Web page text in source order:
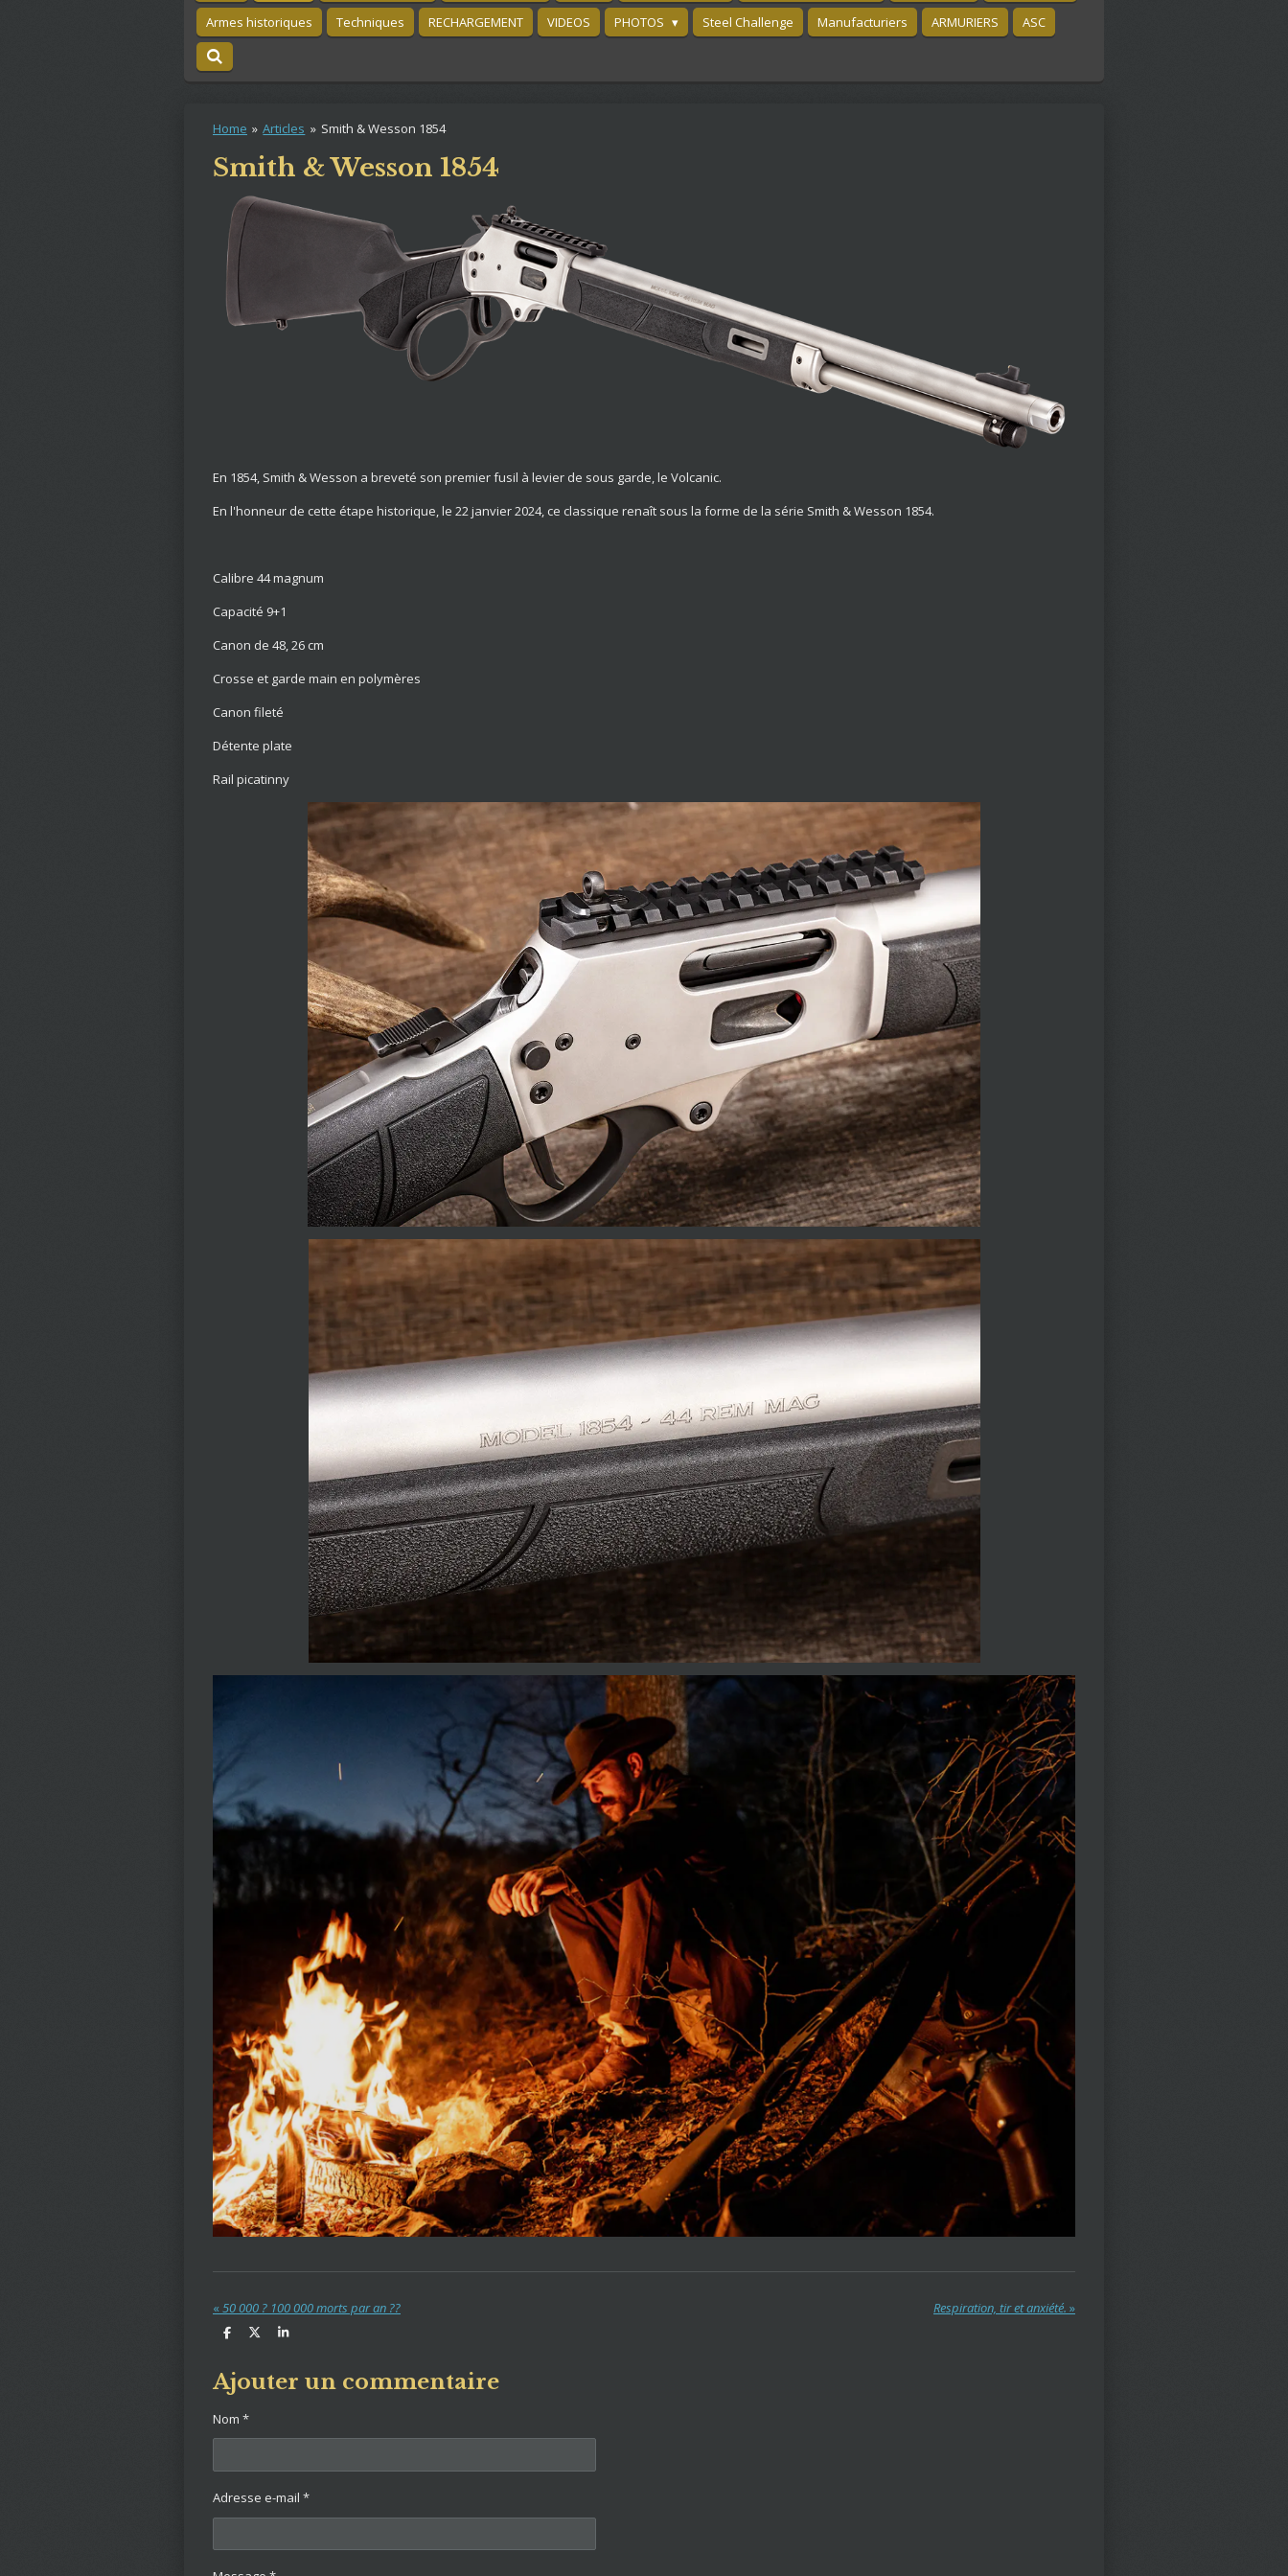
Armes historiques
Techniques RECHARGEMENT VIDEOS PHOTOS Steel Challenge Manufacturiers ARMURIERS ASC
Home » Articles » Smith & Wesson 1854
Smith & Wesson 1854
En 1854, Smith & Wesson a breveté son premier fusil à levier de sous garde, le Volcanic.
En l'honneur de cette étape historique, le 22 janvier 2024, ce classique renaît sous la forme de la série Smith & Wesson 1854.
Calibre 44 magnum
Capacité 9+1
Canon de 48, 26 cm
Crosse et garde main en polymères
Canon fileté
Détente plate
Rail picatinny
« 50 000 ? 100 000 morts par an ?? Respiration, tir et anxiété. »
P
a
g
r
P
a
P
a
Ajouter un commentaire
Nom *
Adresse e-mail *